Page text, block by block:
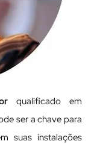
qualificado em
ser a chave para
suas instalações